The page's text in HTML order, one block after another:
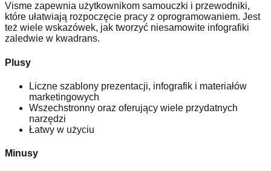
Visme zapewnia użytkownikom samouczki i przewodniki,
które ułatwiają rozpoczęcie pracy z oprogramowaniem. Jest
też wiele wskazówek, jak tworzyć niesamowite infografiki
zaledwie w kwadrans.
Plusy
Liczne szablony prezentacji, infografik i materiałów
marketingowych
Wszechstronny oraz oferujący wiele przydatnych
narzędzi
Łatwy w użyciu
Minusy